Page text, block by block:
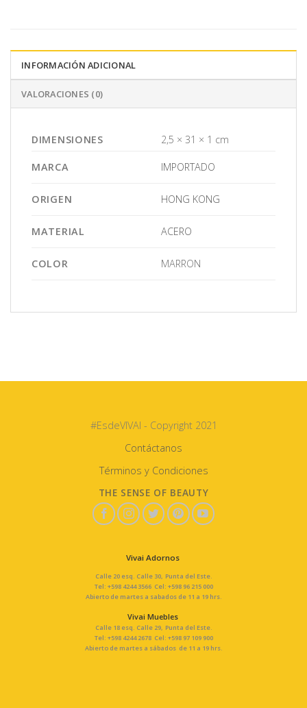
INFORMACIÓN ADICIONAL
VALORACIONES (0)
DIMENSIONES 2,5 × 31 × 1 cm
MARCA IMPORTADO
ORIGEN HONG KONG
MATERIAL ACERO
COLOR MARRON
#EsdeVIVAI - Copyright 2021
Contáctanos
Términos y Condiciones
THE SENSE OF BEAUTY
Vivai Adornos
Calle 20 esq. Calle 30, Punta del Este.
Tel: +598 4244 3566 Cel: +598 96 215 000
Abierto de martes a sabados de 11 a 19 hrs.
Vivai Muebles
Calle 18 esq. Calle 29, Punta del Este.
Tel: +598 4244 2678 Cel: +598 97 109 900
Abierto de martes a sábados de 11 a 19 hrs.